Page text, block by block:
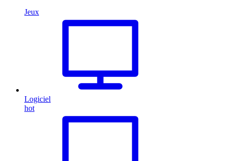
Jeux
Logiciel
hot